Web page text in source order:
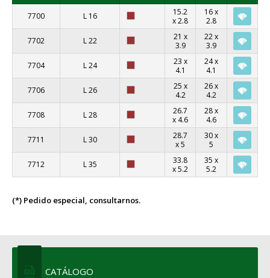
7700 L 16
15.2
x 2.8
16 x
2.8
7702
L 22
21 x
3.9
22 x
3.9
7704
L 24
23 x
4.1
24 x
4.1
7706
L 26
25 x
4.2
26 x
4.2
7708
L 28
26.7
x 4.6
28 x
4.6
7711
L 30
28.7
x 5
30 x
5
7712
L 35
33.8
x 5.2
35 x
5.2
(*) Pedido especial, consultarnos.
CATÁLOGO